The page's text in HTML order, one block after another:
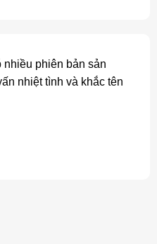
nhiều phiên bản sản
nhiệt tình và khắc tên